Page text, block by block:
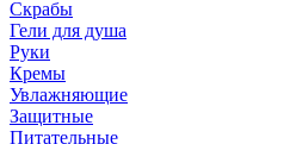
Скрабы
Гели для душа
Руки
Кремы
Увлажняющие
Защитные
Питательные